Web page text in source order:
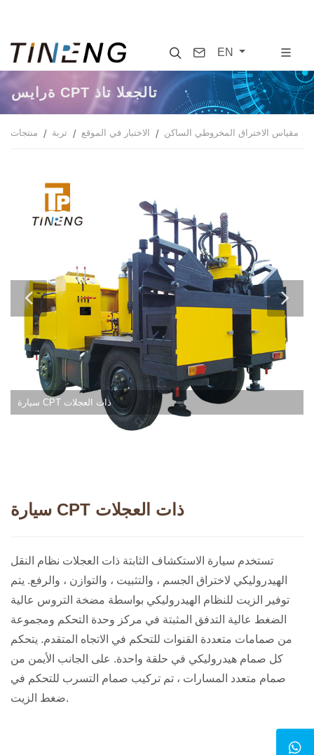
SearchContact
EN
سيارة CPT ذات العجلات
منتجات تربة الاختبار في الموقع مقياس الاختراق المخروطي الساكن
سيارة CPT ذات العجلات
سيارة CPT ذات العجلات
تستخدم سيارة الاستكشاف الثابتة ذات العجلات نظام النقل
الهيدروليكي لاختراق الجسم ، والتثبيت ، والتوازن ، والرفع. يتم
توفير الزيت للنظام الهيدروليكي بواسطة مضخة التروس عالية
الضغط عالية التدفق المثبتة في مركز وحدة التحكم ومجموعة
من صمامات متعددة القنوات للتحكم في الاتجاه المتقدم. يتحكم
كل صمام هيدروليكي في حلقة واحدة. على الجانب الأيمن من
صمام متعدد المسارات ، تم تركيب صمام التسرب للتحكم في
ضغط الزيت.